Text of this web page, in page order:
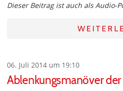
Dieser Beitrag ist auch als Audio-
06. Juli 2014 um 19:10
Ablenkungsmanöver